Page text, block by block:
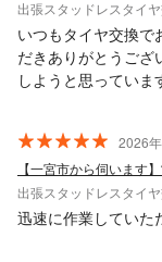
出張スタッドレスタイ
いつもタイヤ交換で
だきありがとうござ
しようと思っていま
2026
【一宮市から伺います
出張スタッドレスタイ
迅速に作業していた